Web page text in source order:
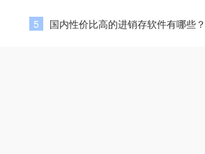
5 国内性价比高的进销存软件有哪些？